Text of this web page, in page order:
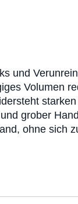
und
Volumen
grober
ohne sich